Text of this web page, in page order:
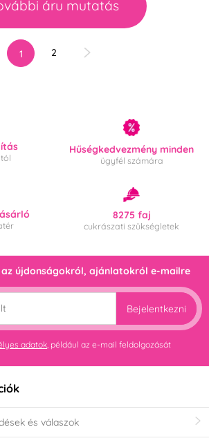
áru mutatás
1 2
Hűségkedvezmény minden
ügyfél számára
8275 faj
cukrászati szükségletek
újdonságokról, ajánlatokról e-mailre
Bejelentkezni
adatok, például az e-mail feldolgozását
és válaszok